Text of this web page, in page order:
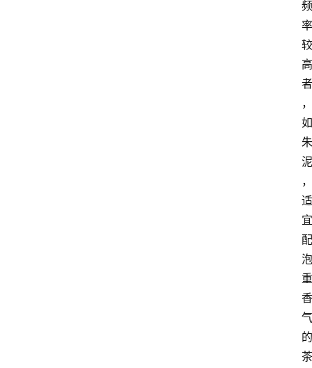
频
率
较
高
者
，
如
朱
泥
，
适
宜
配
泡
重
香
气
的
茶